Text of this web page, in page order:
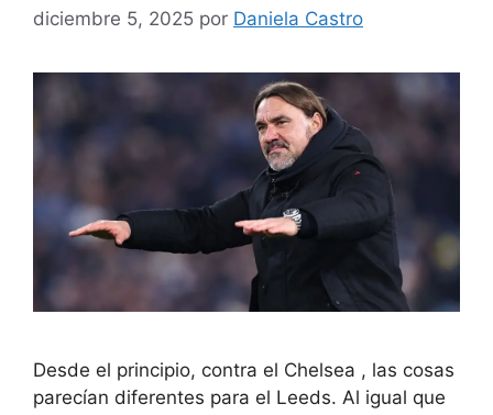
diciembre 5, 2025 por Daniela Castro
Desde el principio, contra el Chelsea , las cosas
parecían diferentes para el Leeds. Al igual que